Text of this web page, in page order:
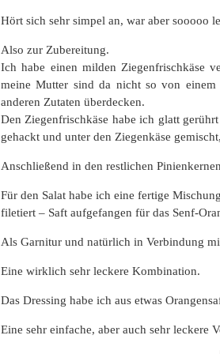
Hört sich sehr simpel an, war aber sooooo
Also zur Zubereitung.
Ich habe einen milden Ziegenfrischkäse
meine Mutter sind da nicht so von
anderen Zutaten überdecken.
Den Ziegenfrischkäse habe ich glatt
gehackt und unter den Ziegenkäse
Anschließend in den restlichen
Für den Salat habe ich eine fertige
filetiert – Saft aufgefangen für das Senf-
Als Garnitur und natürlich in Verbindung
Eine wirklich sehr leckere Kombination.
Das Dressing habe ich aus etwas
Eine sehr einfache, aber auch sehr leckere